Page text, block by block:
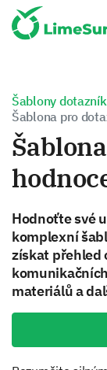
Šablony
Šablona pro
Hodnoťte své
komplexní
získat přehled
materiálů a